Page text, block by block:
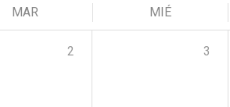
MAR MIÉ
2 3